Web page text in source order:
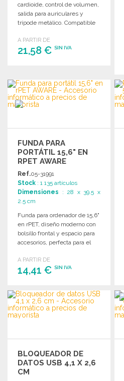
cardioide, control de volumen,
salida para auriculares y
trípode metálico. Compatible
A PARTIR DE
21,58 € SIN IVA
Solicitar un presupuesto
FUNDA PARA
PORTÁTIL 15,6" EN
RPET AWARE
Ref.05-31991
Stock : 1 135 artículos
Dimensiones : 28 x 39.5 x
2.5 cm
Funda para ordenador de 15,6"
en rPET, diseño moderno con
bolsillo frontal y espacio para
accesorios, perfecta para el
A PARTIR DE
14,41 € SIN IVA
PEDIR
Solicitar un presupuesto
BLOQUEADOR DE
DATOS USB 4,1 X 2,6
CM